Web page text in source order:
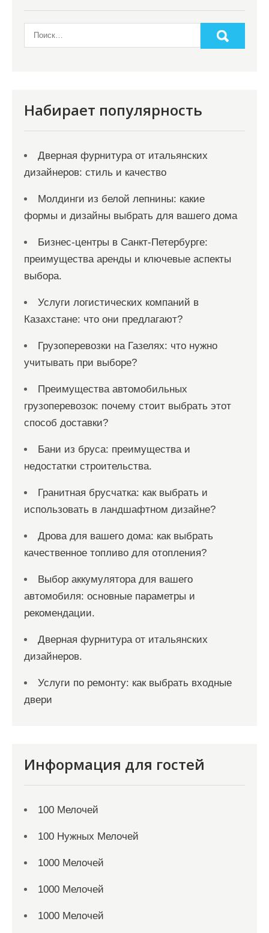
Набирает популярность
Дверная фурнитура от итальянских
дизайнеров: стиль и качество
Молдинги из белой лепнины: какие
формы и дизайны выбрать для вашего дома
Бизнес-центры в Санкт-Петербурге:
преимущества аренды и ключевые аспекты
выбора.
Услуги логистических компаний в
Казахстане: что они предлагают?
Грузоперевозки на Газелях: что нужно
учитывать при выборе?
Преимущества автомобильных
грузоперевозок: почему стоит выбрать этот
способ доставки?
Бани из бруса: преимущества и
недостатки строительства.
Гранитная брусчатка: как выбрать и
использовать в ландшафтном дизайне?
Дрова для вашего дома: как выбрать
качественное топливо для отопления?
Выбор аккумулятора для вашего
автомобиля: основные параметры и
рекомендации.
Дверная фурнитура от итальянских
дизайнеров.
Услуги по ремонту: как выбрать входные
двери
Информация для гостей
100 Мелочей
100 Нужных Мелочей
1000 Мелочей
1000 Мелочей
1000 Мелочей